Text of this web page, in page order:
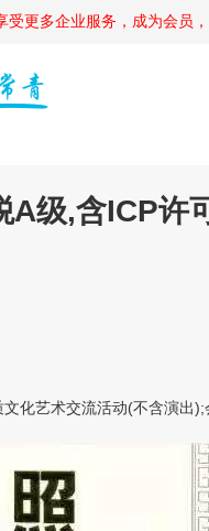
受更多企业服务，成为会员，
A级,含ICP许
艺术交流活动(不含演出);